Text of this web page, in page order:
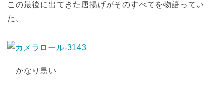
この最後に出てきた唐揚げがそのすべてを物語ってい
た。
かなり黒い